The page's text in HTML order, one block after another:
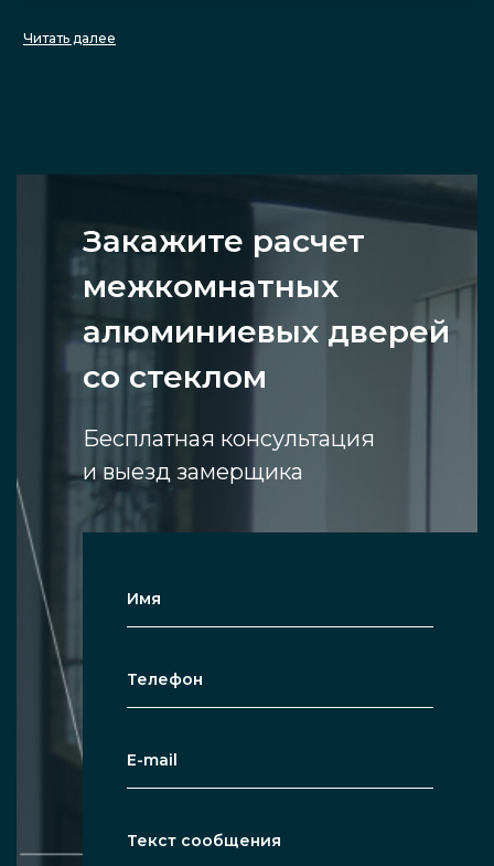
Читать далее
Преимущества стеклянных
дверей с алюминием
Такие межкомнатные изделия выдерживают
внешнюю механическую нагрузку выше, чем
просто аналоги из стекла, поэтому отлично
помещения заказчика. Такие двери из
прочного алюминиевого сплава бывают
глухими, огнеупорными, отличаются
теплоизоляцией (из-за низкой
теплопроводности), звукоизоляцией.
Конструкции такого типа со стеклом
подойдут для эксплуатации дверей в любых
ситуациях, даже когда требования к изделию
достаточно высоки. Алюминиевые решения
межкомнатного типа выглядят красиво,
помогает двери сделать пространство
Закажите расчет
межкомнатных
алюминиевых дверей
со стеклом
Бесплатная консультация
и выезд замерщика